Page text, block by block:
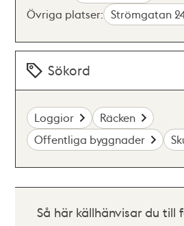
Övriga platser: Strömgatan
Sökord
Loggior
Räcken
Offentliga byggnader
Så här källhänvisar du